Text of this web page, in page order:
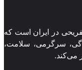
در ایران است که
سرگرمی، سلامت،